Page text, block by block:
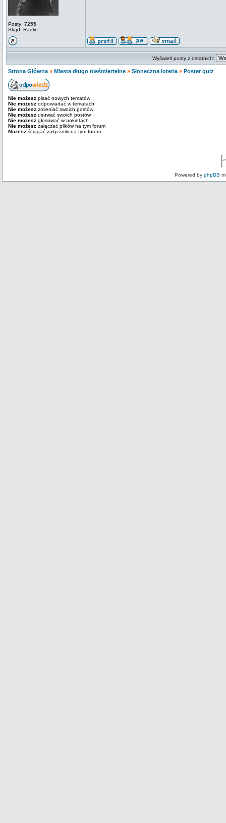
Posty: 7255
Skąd: Radlin
Wyświetl posty z ostatnich:
Strona Główna » Miasta długo nieśmiertelne » Słoneczna loteria » Poster quiz
Nie możesz pisać nowych tematów
Nie możesz odpowiadać w tematach
Nie możesz zmieniać swoich postów
Nie możesz usuwać swoich postów
Nie możesz głosować w ankietach
Nie możesz załączać plików na tym forum
Możesz ściągać załączniki na tym forum
Powered by phpBB